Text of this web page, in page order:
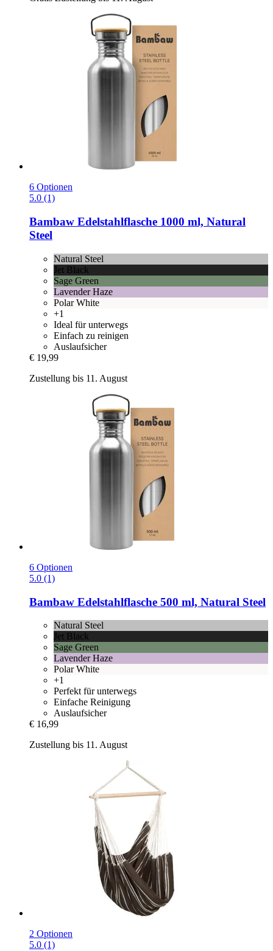
6 Optionen
5.0 (1)
Bambaw Edelstahlflasche 1000 ml, Natural
Steel
Natural Steel
Jet Black
Sage Green
Lavender Haze
Polar White
+1
Ideal für unterwegs
Einfach zu reinigen
Auslaufsicher
€ 19,99
Zustellung bis 11. August
6 Optionen
5.0 (1)
Bambaw Edelstahlflasche 500 ml, Natural Steel
Natural Steel
Jet Black
Sage Green
Lavender Haze
Polar White
+1
Perfekt für unterwegs
Einfache Reinigung
Auslaufsicher
€ 16,99
Zustellung bis 11. August
2 Optionen
5.0 (1)